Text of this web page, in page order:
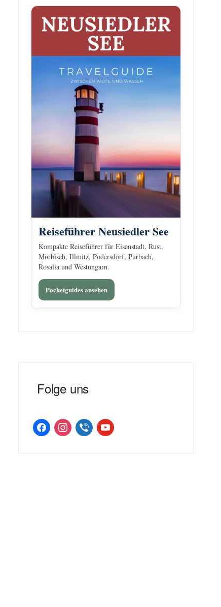
Reiseführer Neusiedler See
Kompakte Reiseführer für Eisenstadt, Rust,
Mörbisch, Illmitz, Podersdorf, Purbach,
Rosalia und Westungarn.
Pocketguides ansehen
Folge uns
facebookinstagramviber youtube